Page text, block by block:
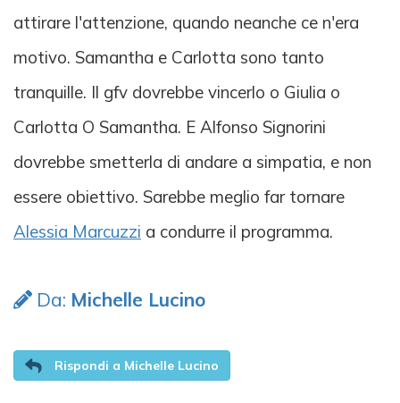
attirare l'attenzione, quando neanche ce n'era
motivo. Samantha e Carlotta sono tanto
tranquille. Il gfv dovrebbe vincerlo o Giulia o
Carlotta O Samantha. E Alfonso Signorini
dovrebbe smetterla di andare a simpatia, e non
essere obiettivo. Sarebbe meglio far tornare
Alessia Marcuzzi a condurre il programma.
Da: Michelle Lucino
Rispondi a Michelle Lucino